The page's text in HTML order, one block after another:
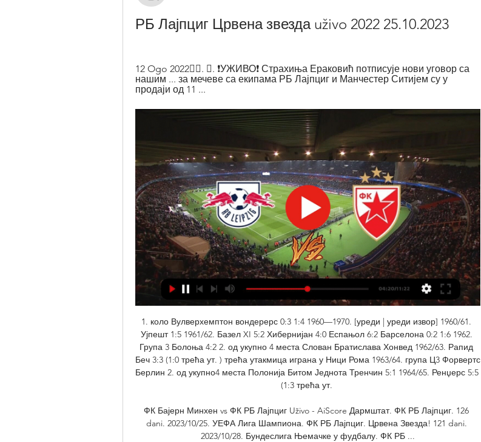
РБ Лајпциг Црвена звезда uživo 2022 25.10.2023
12 Ogo 2022󰞋󰟠. 󰟝. ❗УЖИВО❗ Страхиња Ераковић потписује нови уговор са
нашим ... за мечеве са екипама РБ Лајпциг и Манчестер Ситијем су у
продаји од 11 ...
1. коло Вулверхемптон вондерерс 0:3 1:4 1960—1970. [уреди | уреди извор] 1960/61.
Ујпешт 1:5 1961/62. Базел XI 5:2 Хибернијан 4:0 Еспањол 6:2 Барселона 0:2 1:6 1962.
Група 3 Болоња 4:2 2. од укупно 4 места Слован Братислава Хонвед 1962/63. Рапид
Беч 3:3 (1:0 трећа ут. ) трећа утакмица играна у Ници Рома 1963/64. група Ц3 Форвертс
Берлин 2. од укупно4 места Полонија Битом Једнота Тренчин 5:1 1964/65. Ренџерс 5:5
(1:3 трећа ут.
ФК Бајерн Минхен vs ФК РБ Лајпциг Uživo - AiScore Дармштат. ФК РБ Лајпциг. 126
dani. 2023/10/25. УЕФА Лига Шампиона. ФК РБ Лајпциг. Црвена Звезда! 121 dani.
2023/10/28. Бундеслига Њемачке у фудбалу. ФК РБ ...